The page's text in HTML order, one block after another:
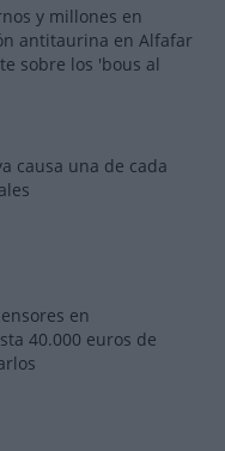
y millones en
antitaurina en Alfafar
sobre los 'bous al
causa una de cada
en
40.000 euros de